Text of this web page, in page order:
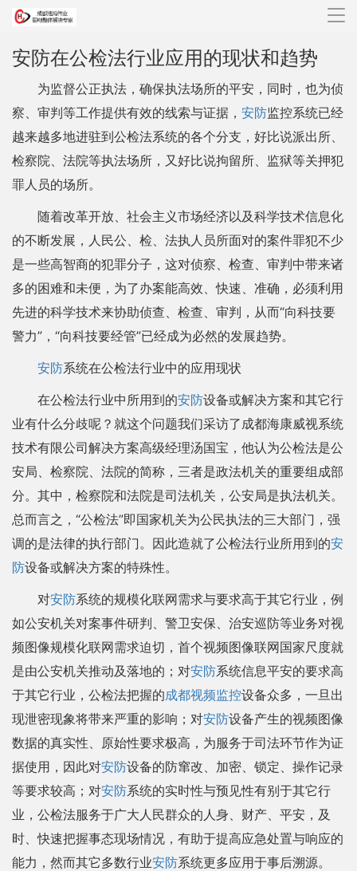
导
安防在公检法行业应用的现状和趋势
为监督公正执法，确保执法场所的平安，同时，也为侦
察、审判等工作提供有效的线索与证据， 安防监控系统已经
越来越多地进驻到公检法系统的各个分支，好比说派出所、
检察院、法院等执法场所，又好比说拘留所、监狱等关押犯
罪人员的场所。
随着改革开放、社会主义市场经济以及科学技术信息化
的不断发展，人民公、检、法执人员所面对的案件罪犯不少
是一些高智商的犯罪分子，这对侦察、检查、审判中带来诸
多的困难和未便，为了办案能高效、快速、准确，必须利用
先进的科学技术来协助侦查、检查、审判，从而“向科技要
警力”，“向科技要经管”已经成为必然的发展趋势。
安防系统在公检法行业中的应用现状
在公检法行业中所用到的安防设备或解决方案和其它行
业有什么分歧呢？就这个问题我们采访了成都海康威视系统
技术有限公司解决方案高级经理汤国宝，他认为公检法是公
安局、检察院、法院的简称，三者是政法机关的重要组成部
分。其中，检察院和法院是司法机关，公安局是执法机关。
总而言之，“公检法”即国家机关为公民执法的三大部门，强
调的是法律的执行部门。因此造就了公检法行业所用到的安
防设备或解决方案的特殊性。
对安防系统的规模化联网需求与要求高于其它行业，例
如公安机关对案事件研判、警卫安保、治安巡防等业务对视
频图像规模化联网需求迫切，首个视频图像联网国家尺度就
是由公安机关推动及落地的；对安防系统信息平安的要求高
于其它行业，公检法把握的成都视频监控设备众多，一旦出
现泄密现象将带来严重的影响；对安防设备产生的视频图像
数据的真实性、原始性要求极高，为服务于司法环节作为证
据使用，因此对安防设备的防窜改、加密、锁定、操作记录
等要求较高；对安防系统的实时性与预见性有别于其它行
业，公检法服务于广大人民群众的人身、财产、平安，及
时、快速把握事态现场情况，有助于提高应急处置与响应的
能力，然而其它多数行业安防系统更多应用于事后溯源。